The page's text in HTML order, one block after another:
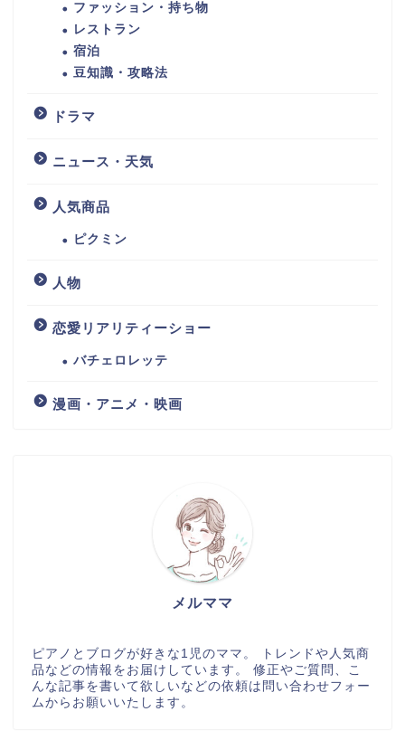
ファッション・持ち物
レストラン
宿泊
豆知識・攻略法
ドラマ
ニュース・天気
人気商品
ピクミン
人物
恋愛リアリティーショー
バチェロレッテ
漫画・アニメ・映画
メルママ
ピアノとブログが好きな1児のママ。 トレンドや人気商
品などの情報をお届けしています。 修正やご質問、こ
んな記事を書いて欲しいなどの依頼は問い合わせフォー
ムからお願いいたします。